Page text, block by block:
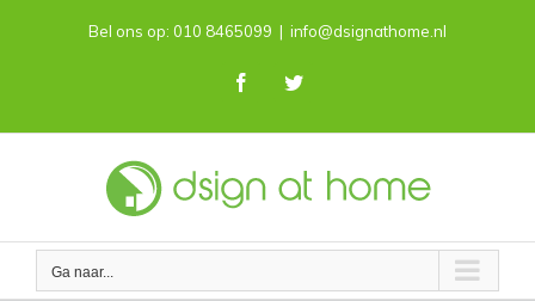
Bel ons op: 010 8465099 | info@dsignathome.nl
FacebookTwitter
Ga naar...